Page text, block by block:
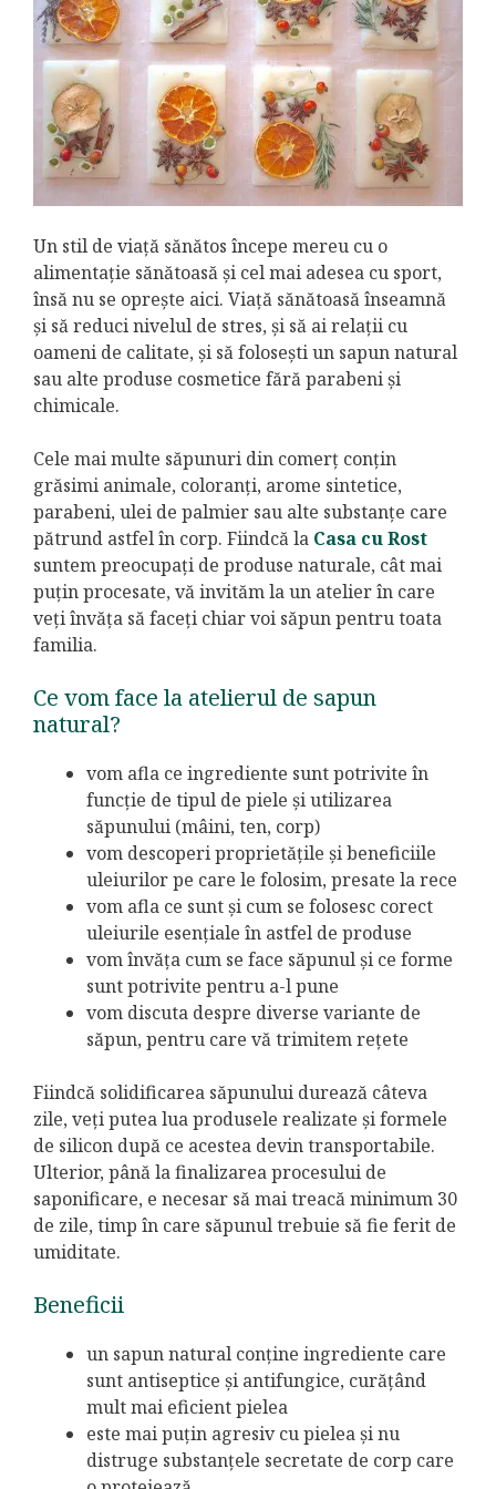
Un stil de viață sănătos începe mereu cu o
alimentație sănătoasă și cel mai adesea cu sport,
însă nu se oprește aici. Viață sănătoasă înseamnă
și să reduci nivelul de stres, și să ai relații cu
oameni de calitate, și să folosești un sapun natural
sau alte produse cosmetice fără parabeni și
chimicale.
Cele mai multe săpunuri din comerț conțin
grăsimi animale, coloranți, arome sintetice,
parabeni, ulei de palmier sau alte substanțe care
pătrund astfel în corp. Fiindcă la Casa cu Rost
suntem preocupați de produse naturale, cât mai
puțin procesate, vă invităm la un atelier în care
veți învăța să faceți chiar voi săpun pentru toata
familia.
Ce vom face la atelierul de sapun
natural?
vom afla ce ingrediente sunt potrivite în
funcție de tipul de piele și utilizarea
săpunului (mâini, ten, corp)
vom descoperi proprietățile și beneficiile
uleiurilor pe care le folosim, presate la rece
vom afla ce sunt și cum se folosesc corect
uleiurile esențiale în astfel de produse
vom învăța cum se face săpunul și ce forme
sunt potrivite pentru a-l pune
vom discuta despre diverse variante de
săpun, pentru care vă trimitem rețete
Fiindcă solidificarea săpunului durează câteva
zile, veți putea lua produsele realizate și formele
de silicon după ce acestea devin transportabile.
Ulterior, până la finalizarea procesului de
saponificare, e necesar să mai treacă minimum 30
de zile, timp în care săpunul trebuie să fie ferit de
umiditate.
Beneficii
un sapun natural conține ingrediente care
sunt antiseptice și antifungice, curățând
mult mai eficient pielea
este mai puțin agresiv cu pielea și nu
distruge substanțele secretate de corp care